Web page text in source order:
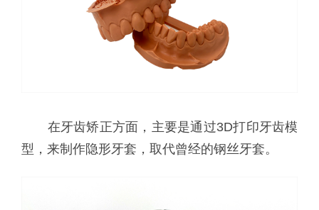
在牙齿矫正方面，主要是通过3D打印牙齿模
型，来制作隐形牙套，取代曾经的钢丝牙套。